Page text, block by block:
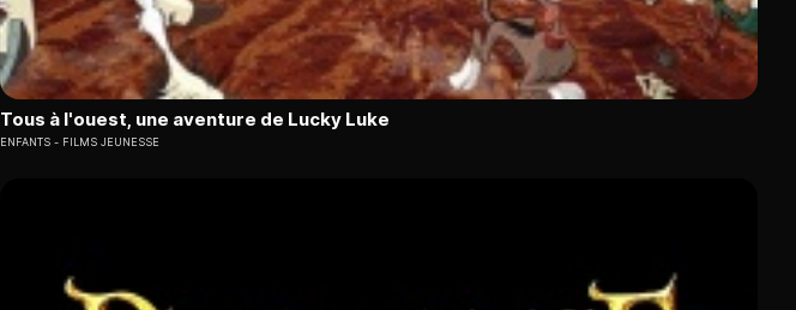
Tous à l'ouest, une aventure de Lucky Luke
ENFANTS FILMS JEUNESSE